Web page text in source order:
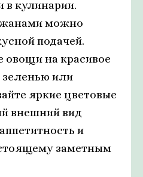
в кулинарии.
можно
подачей.
овощи на красивое
или
яркие цветовые
внешний вид
и
заметным